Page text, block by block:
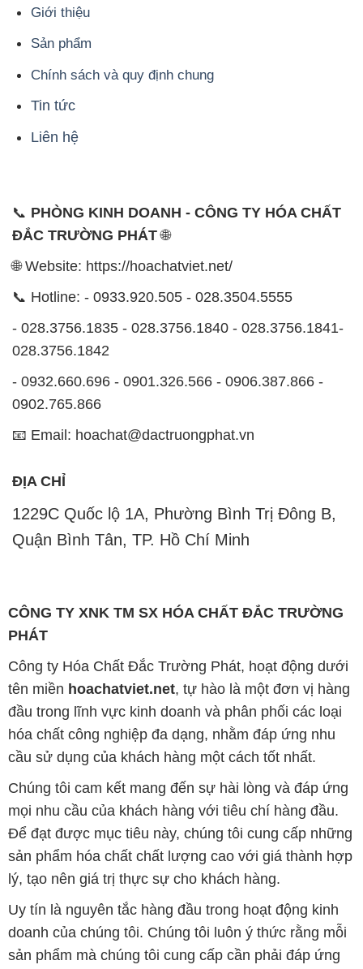
Giới thiệu
Sản phẩm
Chính sách và quy định chung
Tin tức
Liên hệ
📞 PHÒNG KINH DOANH - CÔNG TY HÓA CHẤT
ĐẮC TRƯỜNG PHÁT🌐
🌐 Website: https://hoachatviet.net/
📞 Hotline: - 0933.920.505 - 028.3504.5555
- 028.3756.1835 - 028.3756.1840 - 028.3756.1841-
028.3756.1842
- 0932.660.696 - 0901.326.566 - 0906.387.866 -
0902.765.866
📧 Email: hoachat@dactruongphat.vn
ĐỊA CHỈ
1229C Quốc lộ 1A, Phường Bình Trị Đông B,
Quận Bình Tân, TP. Hồ Chí Minh
CÔNG TY XNK TM SX HÓA CHẤT ĐẮC TRƯỜNG
PHÁT
Công ty Hóa Chất Đắc Trường Phát, hoạt động dưới
tên miền hoachatviet.net, tự hào là một đơn vị hàng
đầu trong lĩnh vực kinh doanh và phân phối các loại
hóa chất công nghiệp đa dạng, nhằm đáp ứng nhu
cầu sử dụng của khách hàng một cách tốt nhất.
Chúng tôi cam kết mang đến sự hài lòng và đáp ứng
mọi nhu cầu của khách hàng với tiêu chí hàng đầu.
Để đạt được mục tiêu này, chúng tôi cung cấp những
sản phẩm hóa chất chất lượng cao với giá thành hợp
lý, tạo nên giá trị thực sự cho khách hàng.
Uy tín là nguyên tắc hàng đầu trong hoạt động kinh
doanh của chúng tôi. Chúng tôi luôn ý thức rằng mỗi
sản phẩm mà chúng tôi cung cấp cần phải đáp ứng